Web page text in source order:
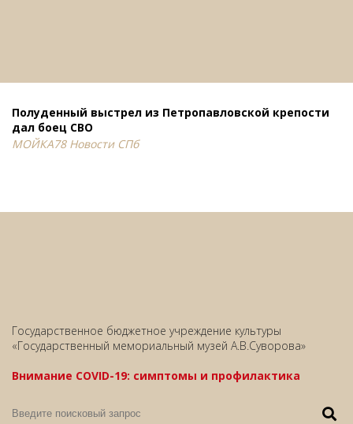
Полуденный выстрел из Петропавловской крепости
дал боец СВО
МОЙКА78 Новости СПб
Государственное бюджетное учреждение культуры
«Государственный мемориальный музей А.В.Суворова»
Внимание COVID-19: симптомы и профилактика